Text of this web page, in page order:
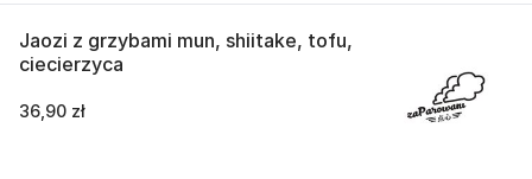
Jaozi z grzybami mun, shiitake, tofu,
ciecierzyca
36,90 zł